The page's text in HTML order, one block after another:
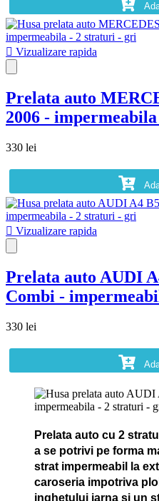
 Vizualizare rapida
Prelata auto
2006 - impermeabila
330 lei
 Vizualizare rapida
Prelata auto AUDI
Combi -
330 lei
Prelata auto cu 2
a se potrivi pe forma
strat impermeabil la
caroseria impotriva
inghetului iarna si un